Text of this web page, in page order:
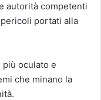
autorità competenti
portati alla
più oculato e
che minano la